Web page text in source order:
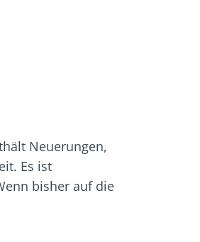
Neuerungen,
Es ist
bisher auf die